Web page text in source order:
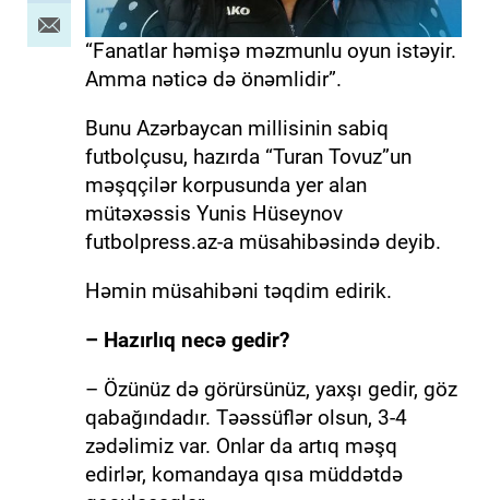
“Fanatlar həmişə məzmunlu oyun istəyir.
Amma nəticə də önəmlidir”.
Bunu Azərbaycan millisinin sabiq
futbolçusu, hazırda “Turan Tovuz”un
məşqçilər korpusunda yer alan
mütəxəssis Yunis Hüseynov
futbolpress.az-a müsahibəsində deyib.
Həmin müsahibəni təqdim edirik.
– Hazırlıq necə gedir?
– Özünüz də görürsünüz, yaxşı gedir, göz
qabağındadır. Təəssüflər olsun, 3-4
zədəlimiz var. Onlar da artıq məşq
edirlər, komandaya qısa müddətdə